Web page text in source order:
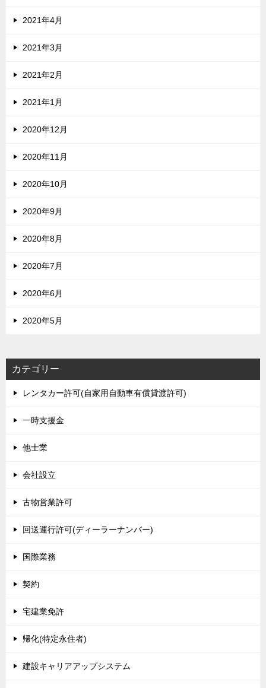
2021年4月
2021年3月
2021年2月
2021年1月
2020年12月
2020年11月
2020年10月
2020年9月
2020年8月
2020年7月
2020年6月
2020年5月
カテゴリー
レンタカー許可(自家用自動車有償貸渡許可)
一時支援金
他士業
会社設立
古物営業許可
回送運行許可(ディーラーナンバー)
国際業務
契約
宅建業免許
帰化(特定永住者)
建設キャリアアップシステム